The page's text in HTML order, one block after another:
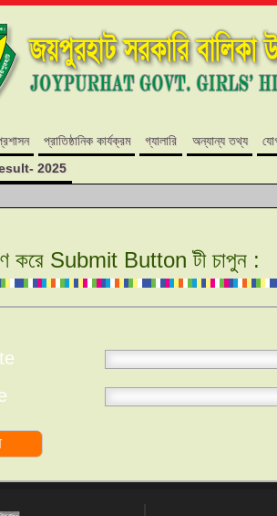
প্রাতিষ্ঠানিক কার্যক্রম গ্যালারি অন্যান্য তথ্য
2025
শিক্ষাবর্ষে কোন শ্রেণিতে কোন আসন ফাঁকা নেই।
করে Submit Button টী চাপুন :